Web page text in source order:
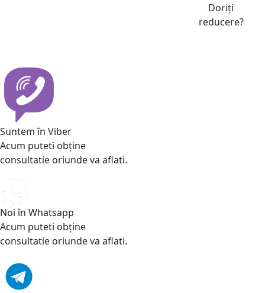
Doriți
reducere?
Suntem în Viber
Acum puteti obține
consultatie oriunde va aflati.
Noi în Whatsapp
Acum puteti obține
consultatie oriunde va aflati.